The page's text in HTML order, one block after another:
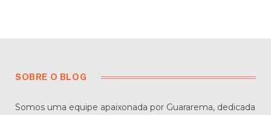
SOBRE O BLOG
Somos uma equipe apaixonada por Guararema, dedicada